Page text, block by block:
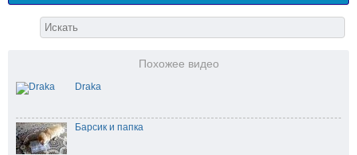
Похожее видео
Draka
Барсик и папка